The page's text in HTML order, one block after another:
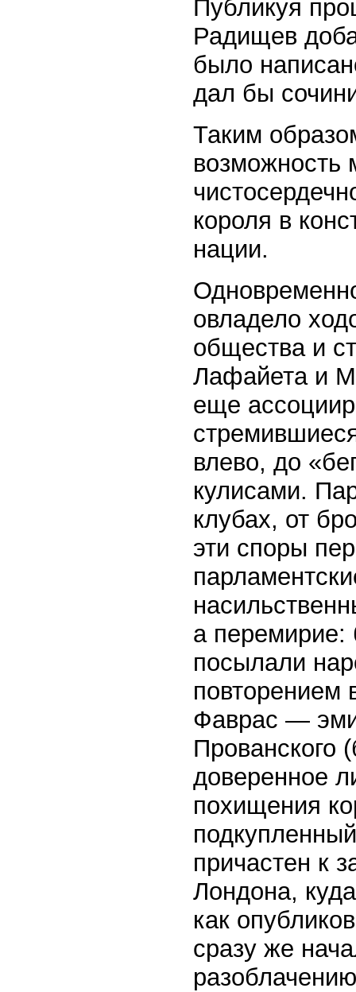
Публикуя
Радищев
было
дал бы
Таким
возможность
короля в
нации.
овладело
общества и
Лафайета и
еще
влево, до
кулисами.
клубах, от
эти споры
а перемирие:
посылали
повторением
Фаврас —
Прованского
доверенное
похищения
причастен к
Лондона,
как
сразу же